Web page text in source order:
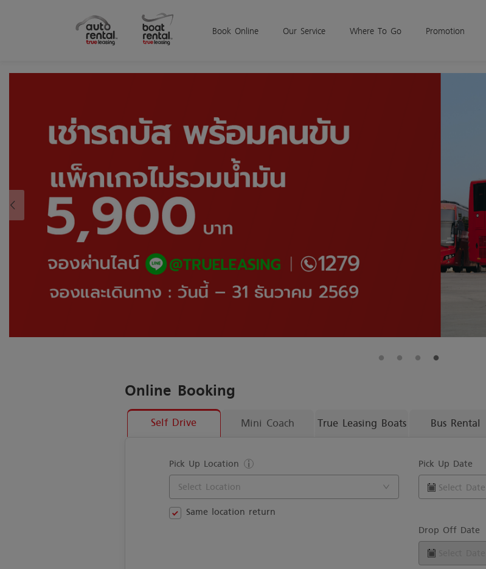
Book Online Our Service Where To Go Promotion
Online Booking
Self Drive Mini Coach True Leasing Boats Bus Rental
Pick Up Location
Select Location
Same location return
Pick Up Date
Drop Off Date